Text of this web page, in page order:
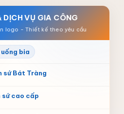
DỊCH VỤ GIA CÔNG
uống bia
sứ Bát Tràng
sứ cao cấp